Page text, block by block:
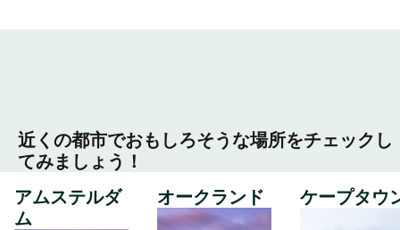
近くの都市でおもしろそうな場所をチェックし
てみましょう！
アムステルダ
ム
オークランド ケープタウ